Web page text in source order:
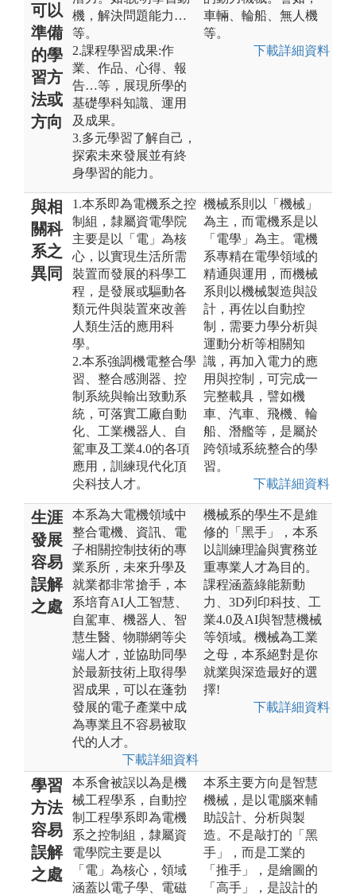
可以
準備
的學
習方
法或
方向
機，解決問題能力…
等。
2.課程學習成果:作
業、作品、心得、報
告…等，展現所學的
基礎學科知識、運用
及成果。
3.多元學習了解自己，
探索未來發展並有終
身學習的能力。
車輛、輪船、無人機
等。
下載詳細資料
與相
關科
系之
異同
1.本系即為電機系之控
制組，隸屬資電學院
主要是以「電」為核
心，以實現生活所需
裝置而發展的科學工
程，是發展或驅動各
類元件與裝置來改善
人類生活的應用科
學。
2.本系強調機電整合學
習、整合感測器、控
制系統與輸出致動系
統，可落實工廠自動
化、工業機器人、自
駕車及工業4.0的各項
應用，訓練現代化頂
尖科技人才。
機械系則以「機械」
為主，而電機系是以
「電學」為主。電機
系專精在電學領域的
精通與運用，而機械
系則以機械製造與設
計，再佐以自動控
制，需要力學分析與
運動分析等相關知
識，再加入電力的應
用與控制，可完成一
完整載具，譬如機
車、汽車、飛機、輪
船、潛艦等，是屬於
跨領域系統整合的學
習。
下載詳細資料
生涯
發展
容易
誤解
之處
本系為大電機領域中
整合電機、資訊、電
子相關控制技術的專
業系所，未來升學及
就業都非常搶手，本
系培育AI人工智慧、
自駕車、機器人、智
慧生醫、物聯網等尖
端人才，並協助同學
於最新技術上取得學
習成果，可以在蓬勃
發展的電子產業中成
為專業且不容易被取
代的人才。
下載詳細資料
機械系的學生不是維
修的「黑手」，本系
以訓練理論與實務並
重專業人才為目的。
課程涵蓋綠能新動
力、3D列印科技、工
業4.0及AI與智慧機械
等領域。機械為工業
之母，本系絕對是你
就業與深造最好的選
擇!
下載詳細資料
學習
方法
容易
誤解
之處
本系會被誤以為是機
械工程學系，自動控
制工程學系即為電機
系之控制組，隸屬資
電學院主要是以
「電」為核心，領域
涵蓋以電子學、電磁
本系主要方向是智慧
機械，是以電腦來輔
助設計、分析與製
造。不是敲打的「黑
手」，而是工業的
「推手」，是繪圖的
「高手」，是設計的